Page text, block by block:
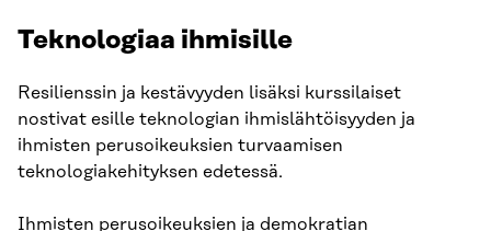
Teknologiaa ihmisille
Resilienssin ja kestävyyden lisäksi kurssilaiset
nostivat esille teknologian ihmislähtöisyyden ja
ihmisten perusoikeuksien turvaamisen
teknologiakehityksen edetessä.
Ihmisten perusoikeuksien ja demokratian